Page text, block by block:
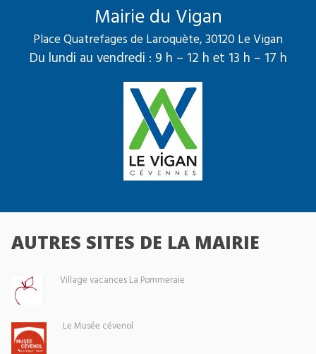
Mairie du Vigan
Place Quatrefages de Laroquète, 30120 Le Vigan
Du lundi au vendredi : 9 h – 12 h et 13 h – 17 h
AUTRES SITES DE LA MAIRIE
Village vacances La Pommeraie
Le Musée cévenol